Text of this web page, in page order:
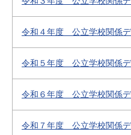
令和４年度 公立学校関係デ
令和５年度 公立学校関係デ
令和６年度 公立学校関係デ
令和７年度 公立学校関係デ